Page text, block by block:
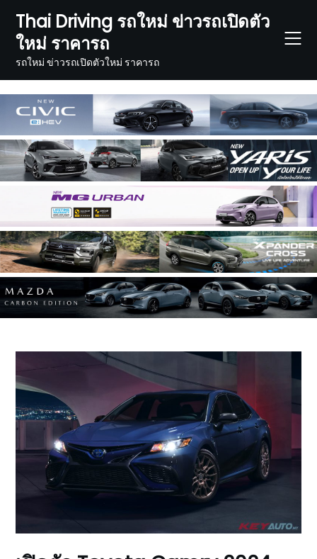
content
Thai Driving รถใหม่ ข่าวรถเปิดตัว
ใหม่ ราคารถ
รถใหม่ ข่าวรถเปิดตัวใหม่ ราคารถ